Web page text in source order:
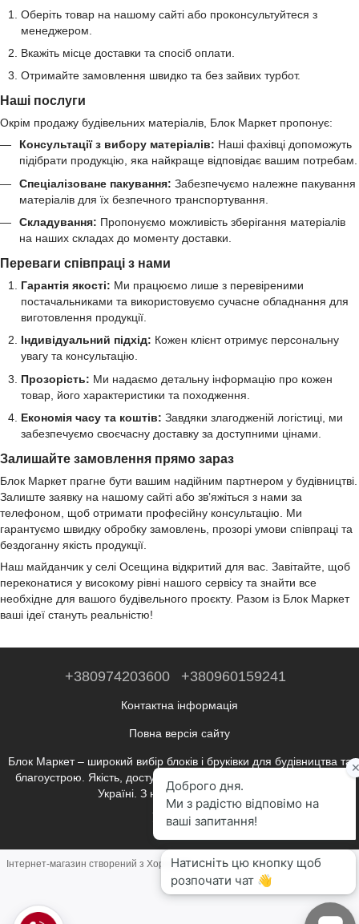
Оберіть товар на нашому сайті або проконсультуйтеся з
менеджером.
Вкажіть місце доставки та спосіб оплати.
Отримайте замовлення швидко та без зайвих турбот.
Наші послуги
Окрім продажу будівельних матеріалів, Блок Маркет пропонує:
Консультації з вибору матеріалів: Наші фахівці допоможуть
підібрати продукцію, яка найкраще відповідає вашим потребам.
Спеціалізоване пакування: Забезпечуємо належне пакування
матеріалів для їх безпечного транспортування.
Складування: Пропонуємо можливість зберігання матеріалів
на наших складах до моменту доставки.
Переваги співпраці з нами
Гарантія якості: Ми працюємо лише з перевіреними
постачальниками та використовуємо сучасне обладнання для
виготовлення продукції.
Індивідуальний підхід: Кожен клієнт отримує персональну
увагу та консультацію.
Прозорість: Ми надаємо детальну інформацію про кожен
товар, його характеристики та походження.
Економія часу та коштів: Завдяки злагодженій логістиці, ми
забезпечуємо своєчасну доставку за доступними цінами.
Залишайте замовлення прямо зараз
Блок Маркет прагне бути вашим надійним партнером у будівництві.
Залиште заявку на нашому сайті або зв’яжіться з нами за
телефоном, щоб отримати професійну консультацію. Ми
гарантуємо швидку обробку замовлень, прозорі умови співпраці та
бездоганну якість продукції.
Наш майданчик у селі Осещина відкритий для вас. Завітайте, щоб
переконатися у високому рівні нашого сервісу та знайти все
необхідне для вашого будівельного проєкту. Разом із Блок Маркет
ваші ідеї стануть реальністю!
+380974203600 +380960159241
Контактна інформація
Повна версія сайту
Блок Маркет – широкий вибір блоків і бруківки для будівництва та
благоустрою. Якість, доступні ціни, консультації та доставка по
Україні. З нами будувати легко!
Укр Рус
Інтернет-магазин створений з Хорошоп